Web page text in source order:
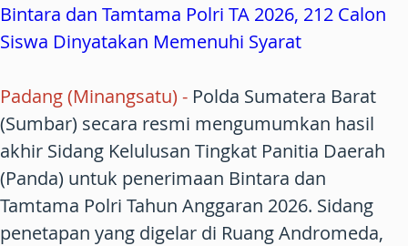
Bintara dan Tamtama Polri TA 2026, 212 Calon
Siswa Dinyatakan Memenuhi Syarat
Padang (Minangsatu) - Polda Sumatera Barat
(Sumbar) secara resmi mengumumkan hasil
akhir Sidang Kelulusan Tingkat Panitia Daerah
(Panda) untuk penerimaan Bintara dan
Tamtama Polri Tahun Anggaran 2026. Sidang
penetapan yang digelar di Ruang Andromeda,